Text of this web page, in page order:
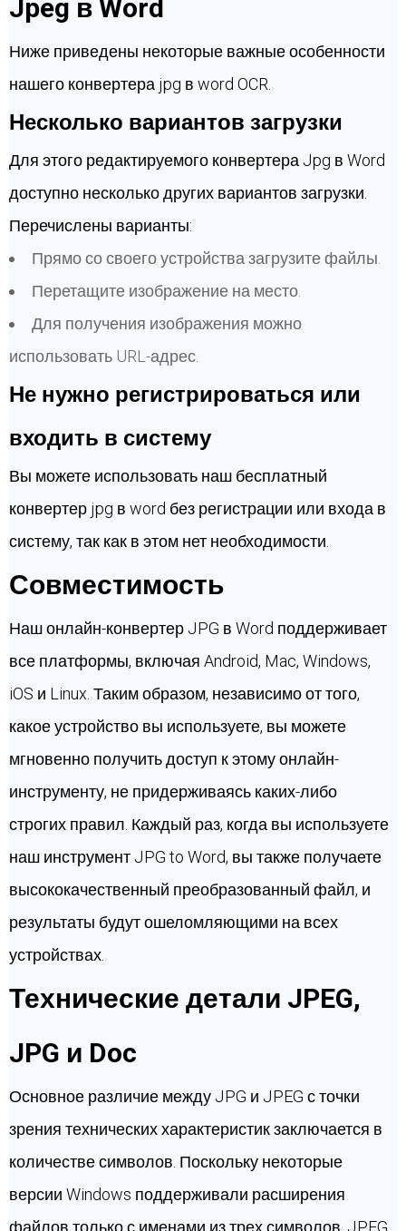
Jpeg в Word
Ниже приведены некоторые важные особенности
нашего конвертера jpg в word OCR.
Несколько вариантов загрузки
Для этого редактируемого конвертера Jpg в Word
доступно несколько других вариантов загрузки.
Перечислены варианты:
Прямо со своего устройства загрузите файлы.
Перетащите изображение на место.
Для получения изображения можно
использовать URL-адрес.
Не нужно регистрироваться или
входить в систему
Вы можете использовать наш бесплатный
конвертер jpg в word без регистрации или входа в
систему, так как в этом нет необходимости.
Совместимость
Наш онлайн-конвертер JPG в Word поддерживает
все платформы, включая Android, Mac, Windows,
iOS и Linux. Таким образом, независимо от того,
какое устройство вы используете, вы можете
мгновенно получить доступ к этому онлайн-
инструменту, не придерживаясь каких-либо
строгих правил. Каждый раз, когда вы используете
наш инструмент JPG to Word, вы также получаете
высококачественный преобразованный файл, и
результаты будут ошеломляющими на всех
устройствах.
Технические детали JPEG,
JPG и Doc
Основное различие между JPG и JPEG с точки
зрения технических характеристик заключается в
количестве символов. Поскольку некоторые
версии Windows поддерживали расширения
файлов только с именами из трех символов, JPEG